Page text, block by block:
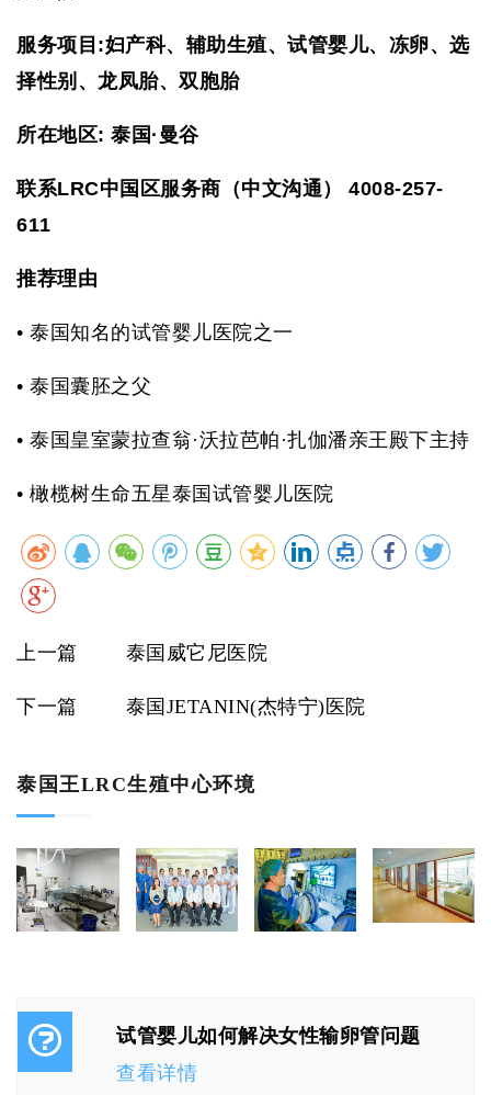
服务项目:妇产科、辅助生殖、试管婴儿、冻卵、选
择性别、龙凤胎、双胞胎
所在地区: 泰国·曼谷
联系LRC中国区服务商（中文沟通） 4008-257-
611
推荐理由
• 泰国知名的试管婴儿医院之一
• 泰国囊胚之父
• 泰国皇室蒙拉查翁·沃拉芭帕·扎伽潘亲王殿下主持
• 橄榄树生命五星泰国试管婴儿医院
上一篇 泰国威它尼医院
下一篇 泰国JETANIN(杰特宁)医院
泰国王LRC生殖中心环境
试管婴儿如何解决女性输卵管问题
查看详情